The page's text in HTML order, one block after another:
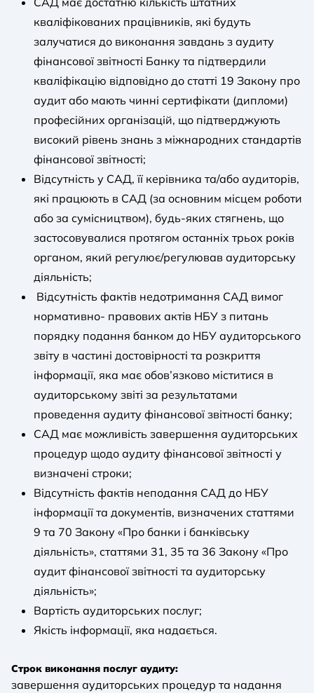
кваліфікованих працівників, які будуть
залучатися до виконання завдань з аудиту
фінансової звітності Банку та підтвердили
кваліфікацію відповідно до статті 19 Закону про
аудит або мають чинні сертифікати (дипломи)
професійних організацій, що підтверджують
високий рівень знань з міжнародних стандартів
фінансової звітності;
Відсутність у САД, її керівника та/або аудиторів,
які працюють в САД (за основним місцем роботи
або за сумісництвом), будь-яких стягнень, що
застосовувалися протягом останніх трьох років
органом, який регулює/регулював аудиторську
діяльність;
Відсутність фактів недотримання САД вимог
нормативно- правових актів НБУ з питань
порядку подання банком до НБУ аудиторського
звіту в частині достовірності та розкриття
інформації, яка має обов’язково міститися в
аудиторському звіті за результатами
проведення аудиту фінансової звітності банку;
САД має можливість завершення аудиторських
процедур щодо аудиту фінансової звітності у
визначені строки;
Відсутність фактів неподання САД до НБУ
інформації та документів, визначених статтями
9 та 70 Закону «Про банки і банківську
діяльність», статтями 31, 35 та 36 Закону «Про
аудит фінансової звітності та аудиторську
діяльність»;
Вартість аудиторських послуг;
Якість інформації, яка надається.
Строк виконання послуг аудиту:
завершення аудиторських процедур та надання